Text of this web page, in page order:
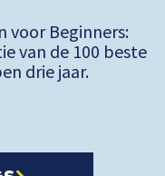
voor Beginners:
van de 100 beste
drie jaar.